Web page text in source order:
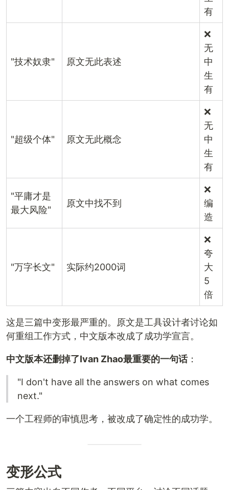
有
"技术奴隶" 原文无此表述
❌
无
中
生
有
"超级个体" 原文无此概念
❌
无
中
生
有
"平庸才是
最大风险"
原文中找不到
❌
编
造
"万字长文" 实际约2000词
❌
夸
大
5
倍
这是三篇中变形最严重的。原文是工具设计者讨论如
何重组工作方式，中文版本改成了成功学宣言。
中文版本还删掉了Ivan Zhao最重要的一句话：
"I don't have all the answers on what comes
next."
一个工程师的审慎思考，被改成了确定性的成功学。
变形公式